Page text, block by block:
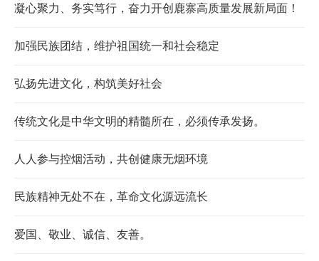
凝心聚力、务实笃行，奋力开创鹿寨高质量发展新局面！
加强民族团结，维护祖国统一和社会稳定
弘扬先进文化，构筑美好社会
传统文化是中华文明的精髓所在，必须传承发扬。
人人参与控烟活动，共创健康无烟环境
民族精神无处不在，革命文化源远流长
爱国、敬业、诚信、友善。